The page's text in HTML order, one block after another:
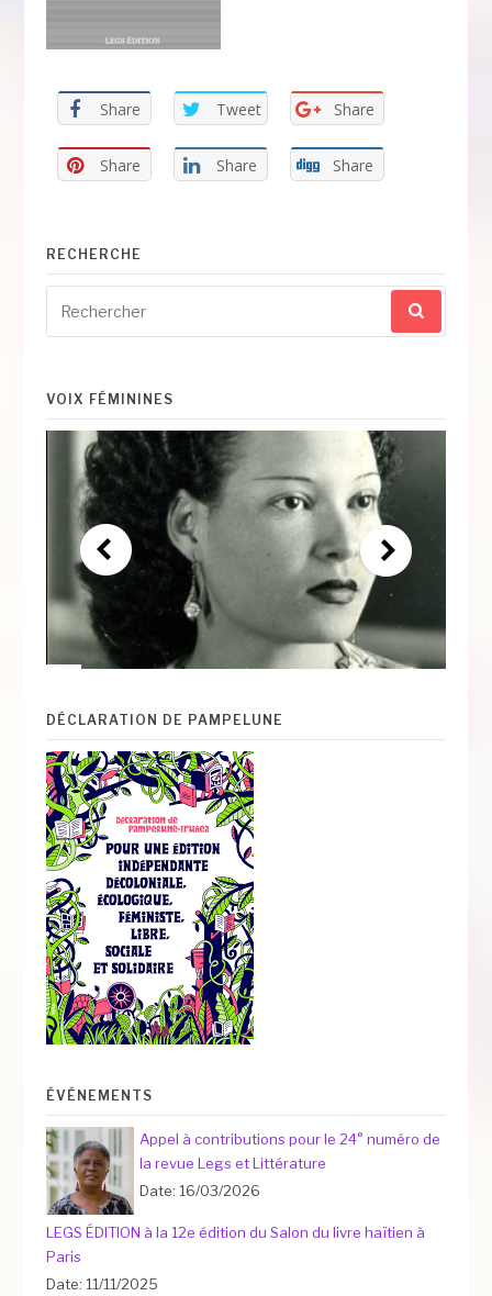
Share Tweet Share
Share Share Share
RECHERCHE
pour
:
VOIX FÉMININES
DÉCLARATION DE PAMPELUNE
ÉVÉNEMENTS
Appel à contributions pour le 24° numéro de
la revue Legs et Littérature
Date: 16/03/2026
LEGS ÉDITION à la 12e édition du Salon du livre haïtien à
Paris
Date: 11/11/2025